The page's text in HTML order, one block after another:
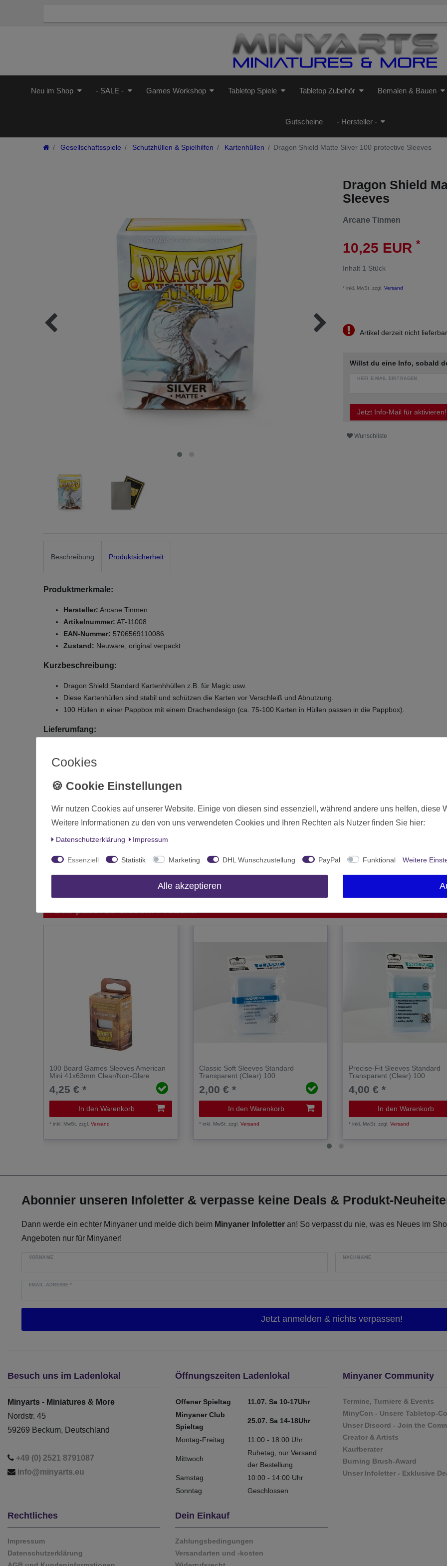
Neu im Shop - SALE - Games Workshop Tabletop Spiele Tabletop Zubehör Bemalen & Bauen
Gutscheine - Hersteller -
Gesellschaftsspiele Schutzhüllen & Spielhilfen Kartenhüllen Dragon Shield Matte Silver 100 protective Sleeves
Dragon Shield
Sleeves
Arcane Tinmen
10,25 EUR *
Inhalt 1 Stück
* inkl. MwSt. zzgl. Versand
Artikel derzeit nicht lieferbar
Willst du eine Info, sobald
HIER E-MAIL EINTRAGEN
Jetzt Info-Mail für aktivieren!
Wunschliste
Beschreibung Produktsicherheit
Produktmerkmale:
Hersteller: Arcane Tinmen
Artikelnummer: AT-11008
EAN-Nummer: 5706569110086
Zustand: Neuware, original verpackt
Kurzbeschreibung:
Dragon Shield Standard Kartenhhüllen z.B. für Magic usw.
Diese Kartenhüllen sind stabil und schützen die Karten vor Verschleiß und Abnutzung.
100 Hüllen in einer Pappbox mit einem Drachendesign (ca. 75-100 Karten in Hüllen passen in die Pappbox).
Lieferumfang:
Matte Silber farbige Kartenhüllen (vorne durchsichtig und hinten matt silberfarben)
Art.-ID 5670
Altersfreigabe Ohne Altersbeschränkung
Hersteller
Herstellungsland Deutschland
Inhalt 1 Stück
Das passt zu diesem Produkt:
100 Board Games Sleeves American
Mini 41x63mm Clear/Non-Glare
4,25 € *
In den Warenkorb
*inkl. MwSt. zzgl.Versand
Classic Soft Sleeves Standard
Transparent (Clear) 100
2,00 € *
In den Warenkorb
*inkl. MwSt. zzgl.Versand
Precise-Fit Sleeves Standard
Transparent (Clear) 100
4,00 € *
In den Warenkorb
*inkl. MwSt. zzgl.Versand
Abonnier unseren Infoletter & verpasse keine Deals & Produkt-
Dann werde ein echter Minyaner und melde dich beim Minyaner Infoletter an! So verpasst du nie, was es Neues im
Angeboten nur für Minyaner!
VORNAME NACHNAME
EMAIL-ADRESSE*
Besuch uns im Ladenlokal
Minyarts - Miniatures & More
Nordstr. 45
59269 Beckum, Deutschland
+49 (0) 2521 8791087
info@minyarts.eu
Öffnungszeiten Ladenlokal
Offener Spieltag
11.07. Sa 10-17Uhr
Minyaner Club
Spieltag
25.07. Sa 14-18Uhr
Montag-Freitag 11:00 - 18:00 Uhr
Mittwoch
Ruhetag, nur Versand
der Bestellung
Samstag
10:00 - 14:00 Uhr
Sonntag
Geschlossen
Minyaner Community
Termine, Turniere & Events
MinyCon - Unsere Tabletop-
Unser Discord - Join the
Creator & Artists
Kaufberater
Burning Brush-Award
Unser Infoletter - Exklusive
Rechtliches
Impressum
Datenschutzerklärung
Dein Einkauf
Zahlungsbedingungen
Versandarten und -kosten
Cookies
Wir nutzen Cookies auf unserer Website. Einige von diesen sind essenziell, während andere uns helfen, diese
Weitere Informationen zu den von uns verwendeten Cookies und Ihren Rechten als Nutzer finden Sie hier:
Daten­schutz­erklärung Impressum
Essenziell Statistik Marketing DHL Wunschzustellung PayPal Funktional Weitere
Alle akzeptieren